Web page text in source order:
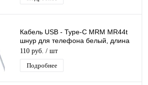
Кабель USB - Type-C MRM MR44t
шнур для телефона белый, длина
1м
110 руб. / шт
Подробнее